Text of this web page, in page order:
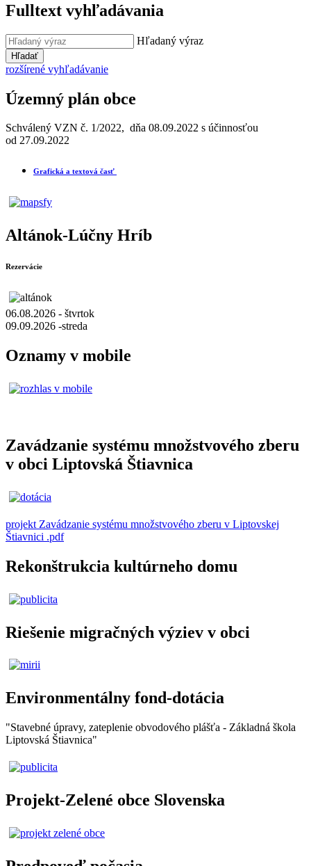
Fulltext vyhľadávania
Hľadaný výraz
Hľadať
rozšírené vyhľadávanie
Územný plán obce
Schválený VZN č. 1/2022, dňa 08.09.2022 s účinnosťou
od 27.09.2022
Grafická a textová časť
Altánok-Lúčny Hríb
Rezervácie
06.08.2026 - štvrtok
09.09.2026 -streda
Oznamy v mobile
Zavádzanie systému množstvového zberu
v obci Liptovská Štiavnica
projekt Zavádzanie systému množstvového zberu v Liptovskej
Štiavnici .pdf
Rekonštrukcia kultúrneho domu
Riešenie migračných výziev v obci
Environmentálny fond-dotácia
"Stavebné úpravy, zateplenie obvodového plášťa - Základná škola
Liptovská Štiavnica"
Projekt-Zelené obce Slovenska